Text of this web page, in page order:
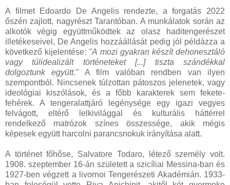
A filmet Edoardo De Angelis rendezte, a forgatás 2022
őszén zajlott, nagyrészt Tarantóban. A munkálatok során az
alkotók végig együttműködtek az olasz haditengerészet
illetékeseivel, De Angelis hozzáállását pedig jól példázza a
következő kijelentése: "A mozi gyakran készít dehonesztáló
vagy túlidealizált történeteket [...] tiszta szándékkal
dolgoztunk együtt." A film valóban rendben van ilyen
szempontból. Nincsenek túlzottan pátoszos jelenetek, vagy
ideológiai kiszólások, és a főbb karakterek sem fekete-
fehérek. A tengeralattjáró legénysége egy igazi vegyes
felvágott, eltérő lelkivilággal és kulturális háttérrel
rendelkező matrózok színes összessége, akik mégis
képesek együtt harcolni parancsnokuk irányítása alatt.
A történet főhőse, Salvatore Todaro, létező személy volt.
1908. szeptember 16-án született a szicíliai Messina-ban és
1927-ben végzett a livornoi Tengerészeti Akadémián. 1933-